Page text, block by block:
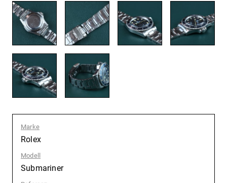
Marke
Rolex
Modell
Submariner